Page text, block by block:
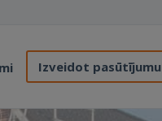
Izveidot pasūtījumu